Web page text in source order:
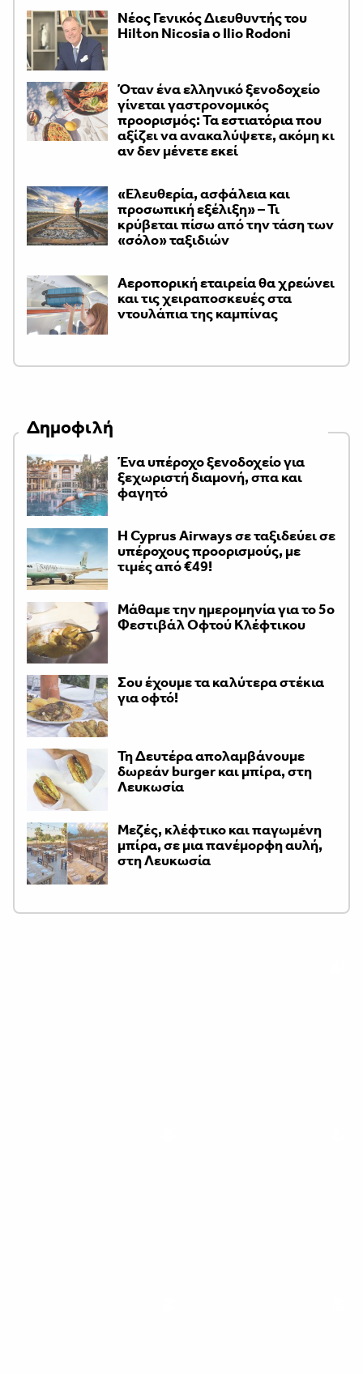
Νέος Γενικός Διευθυντής του
Hilton Nicosia ο Ilio Rodoni
Όταν ένα ελληνικό ξενοδοχείο
γίνεται γαστρονομικός
προορισμός: Τα εστιατόρια που
αξίζει να ανακαλύψετε, ακόμη κι
αν δεν μένετε εκεί
«Ελευθερία, ασφάλεια και
προσωπική εξέλιξη» – Τι
κρύβεται πίσω από την τάση των
«σόλο» ταξιδιών
Αεροπορική εταιρεία θα χρεώνει
και τις χειραποσκευές στα
ντουλάπια της καμπίνας
Δημοφιλή
Ένα υπέροχο ξενοδοχείο για
ξεχωριστή διαμονή, σπα και
φαγητό
H Cyprus Airways σε ταξιδεύει σε
υπέροχους προορισμούς, με
τιμές από €49!
Μάθαμε την ημερομηνία για το 5ο
Φεστιβάλ Οφτού Κλέφτικου
Σου έχουμε τα καλύτερα στέκια
για οφτό!
Τη Δευτέρα απολαμβάνουμε
δωρεάν burger και μπίρα, στη
Λευκωσία
Μεζές, κλέφτικο και παγωμένη
μπίρα, σε μια πανέμορφη αυλή,
στη Λευκωσία